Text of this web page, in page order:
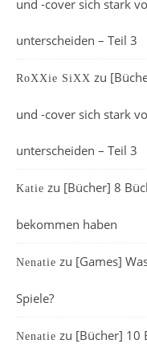
und -cover sich stark
unterscheiden – Teil 3
RoXXie SiXX zu
und -cover sich stark
unterscheiden – Teil 3
Katie zu [Bücher] 8
bekommen haben
Nenatie zu [Games]
Spiele?
Nenatie zu [Bücher] 10